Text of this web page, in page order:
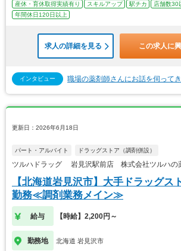
産休・育休取得実績有り
スキルアップ 駅チカ 店舗数30
年間休日120日以上
求人の詳細を見る この求人に
インタビュー 職場の薬剤師さんにお話を伺って
更新日：2026年6月18日
パート・アルバイト ドラッグストア（調剤併設）
ツルハドラッグ 岩見沢駅前店 株式会社ツルハの
【北海道岩見沢市】大手ドラッグス
勤務≪調剤業務メイン≫
給与 【時給】2,200円～
勤務地 北海道 岩見沢市